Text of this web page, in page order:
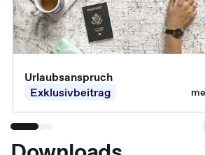
Urlaubsanspruch
Exklusivbeitrag